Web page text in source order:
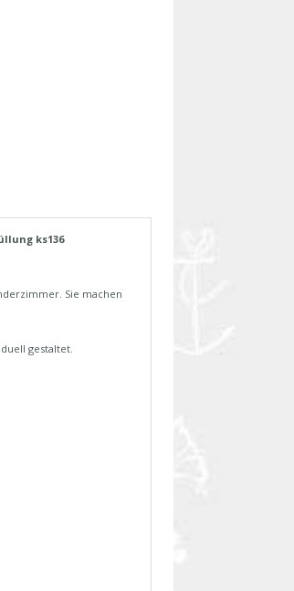
ks136
Sie machen
gestaltet.